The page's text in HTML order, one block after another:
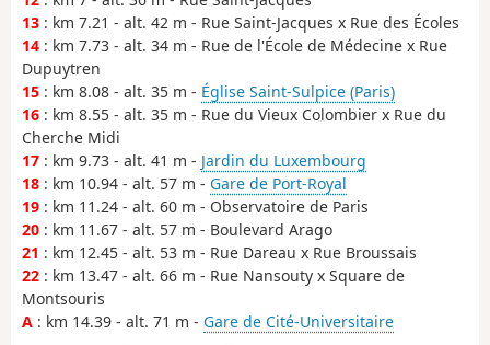
13 : km 7.21 - alt. 42 m - Rue Saint-Jacques x Rue des Écoles
14 : km 7.73 - alt. 34 m - Rue de l'École de Médecine x Rue
Dupuytren
15 : km 8.08 - alt. 35 m - Église Saint-Sulpice (Paris)
16 : km 8.55 - alt. 35 m - Rue du Vieux Colombier x Rue du
Cherche Midi
17 : km 9.73 - alt. 41 m - Jardin du Luxembourg
18 : km 10.94 - alt. 57 m - Gare de Port-Royal
19 : km 11.24 - alt. 60 m - Observatoire de Paris
20 : km 11.67 - alt. 57 m - Boulevard Arago
21 : km 12.45 - alt. 53 m - Rue Dareau x Rue Broussais
22 : km 13.47 - alt. 66 m - Rue Nansouty x Square de
Montsouris
A : km 14.39 - alt. 71 m - Gare de Cité-Universitaire